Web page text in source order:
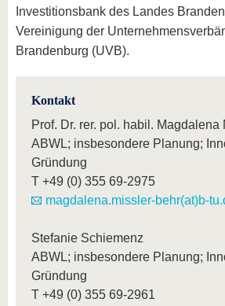
Investitionsbank des Landes
Vereinigung der
Brandenburg (UVB).
Kontakt
Prof. Dr. rer. pol. habil. Magdalena
ABWL; insbesondere Planung;
Gründung
T +49 (0) 355 69-2975
magdalena.missler-behr(at)b-
Stefanie Schiemenz
ABWL; insbesondere Planung;
Gründung
T +49 (0) 355 69-2961